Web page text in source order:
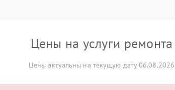
Цены на услуги ремонта
Цены актуальны на текущую дату 06.08.2026